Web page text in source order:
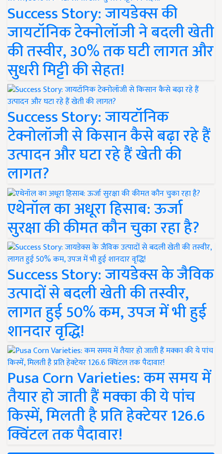
Success Story: जायडेक्स की
जायटॉनिक टेक्नोलॉजी ने बदली खेती
की तस्वीर, 30% तक घटी लागत और
सुधरी मिट्टी की सेहत!
Success Story: जायटॉनिक
टेक्नोलॉजी से किसान कैसे बढ़ा रहे हैं
उत्पादन और घटा रहे हैं खेती की
लागत?
एथेनॉल का अधूरा हिसाब: ऊर्जा
सुरक्षा की कीमत कौन चुका रहा है?
Success Story: जायडेक्स के जैविक
उत्पादों से बदली खेती की तस्वीर,
लागत हुई 50% कम, उपज में भी हुई
शानदार वृद्धि!
Pusa Corn Varieties: कम समय में
तैयार हो जाती हैं मक्का की ये पांच
किस्में, मिलती है प्रति हेक्टेयर 126.6
क्विंटल तक पैदावार!